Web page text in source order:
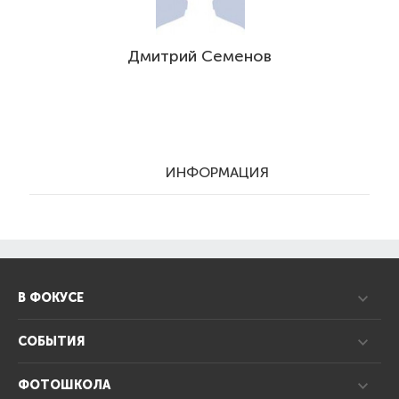
Дмитрий Семенов
ИНФОРМАЦИЯ
В ФОКУСЕ
СОБЫТИЯ
ФОТОШКОЛА